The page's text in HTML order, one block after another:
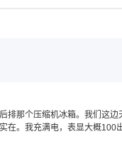
那个压缩机冰箱。我们这
在。我充满电，表显大概